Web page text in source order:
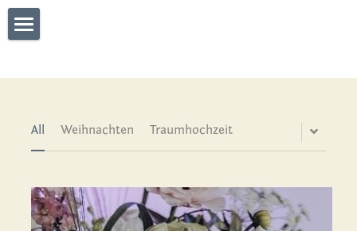
Who We are
WHO'S TALKING
All Weihnachten Traumhochzeit